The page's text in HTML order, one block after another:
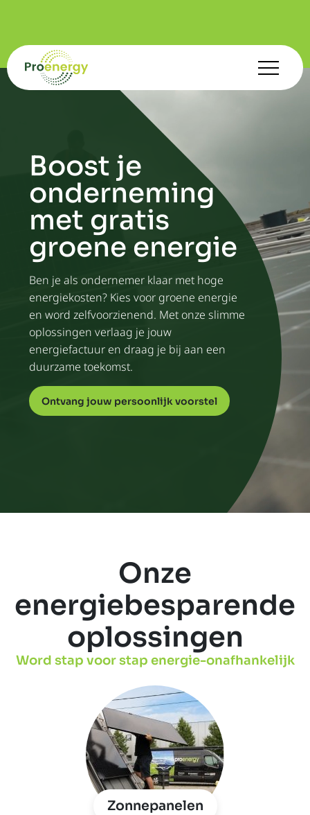
Boost je
onderneming
met gratis
groene energie
Ben je als ondernemer klaar met hoge
energiekosten? Kies voor groene energie
en word zelfvoorzienend. Met onze slimme
oplossingen verlaag je jouw
energiefactuur en draag je bij aan een
duurzame toekomst.
Ontvang jouw persoonlijk voorstel
Onze
energiebesparende
oplossingen
Word stap voor stap energie-onafhankelijk
Zonnepanelen